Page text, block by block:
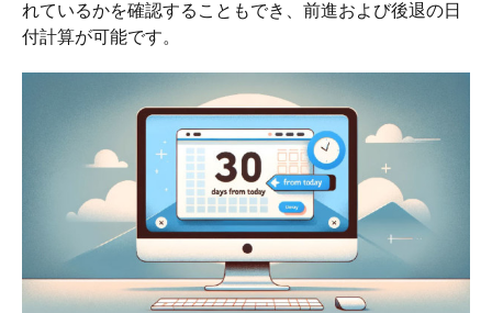
れているかを確認することもでき、前進および後退の日
付計算が可能です。